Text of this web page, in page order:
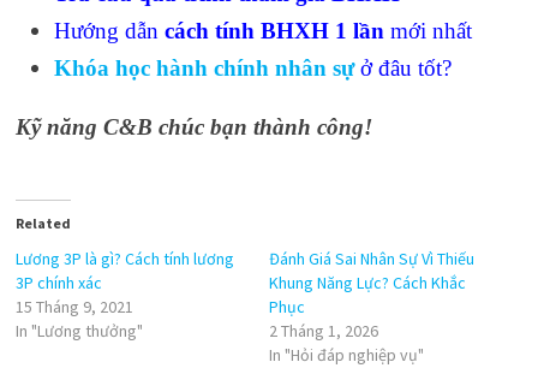
Hướng dẫn cách tính BHXH 1 lầnmới nhất
Khóa học hành chính nhân sựở đâu tốt?
Kỹ năng C&B chúc bạn thành công!
Related
Lương 3P là gì? Cách tính lương
3P chính xác
15 Tháng 9, 2021
In "Lương thưởng"
Đánh Giá Sai Nhân Sự Vì Thiếu
Khung Năng Lực? Cách Khắc
Phục
2 Tháng 1, 2026
In "Hỏi đáp nghiệp vụ"